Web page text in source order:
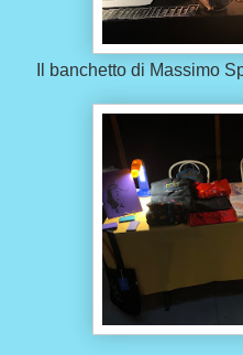
Il banchetto di Massimo